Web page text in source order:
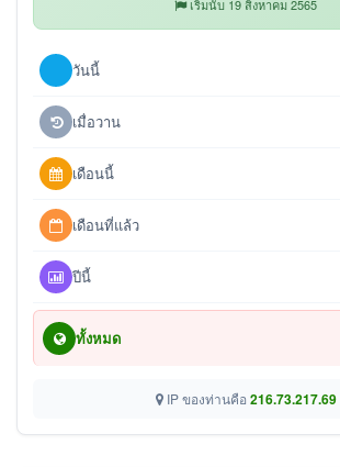
เริ่มนับ 19 สิงหาคม 2565
วันนี้
เมื่อวาน
เดือนนี้
เดือนที่แล้ว
ปีนี้
ทั้งหมด
IP ของท่านคือ 216.73.217.69